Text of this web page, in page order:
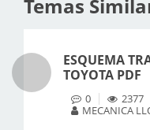
Temas
ESQUEMA
TOYOTA PDF
0
2377
MECANICA